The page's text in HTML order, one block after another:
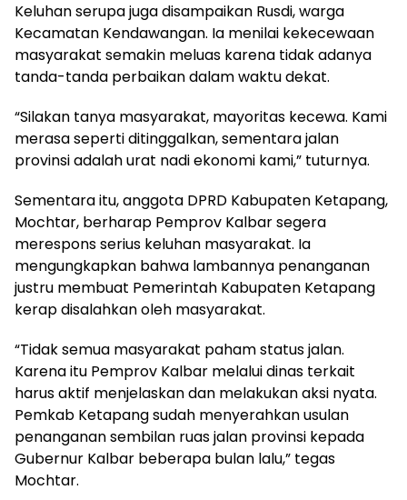
Keluhan serupa juga disampaikan Rusdi, warga
Kecamatan Kendawangan. Ia menilai kekecewaan
masyarakat semakin meluas karena tidak adanya
tanda-tanda perbaikan dalam waktu dekat.
“Silakan tanya masyarakat, mayoritas kecewa. Kami
merasa seperti ditinggalkan, sementara jalan
provinsi adalah urat nadi ekonomi kami,” tuturnya.
Sementara itu, anggota DPRD Kabupaten Ketapang,
Mochtar, berharap Pemprov Kalbar segera
merespons serius keluhan masyarakat. Ia
mengungkapkan bahwa lambannya penanganan
justru membuat Pemerintah Kabupaten Ketapang
kerap disalahkan oleh masyarakat.
“Tidak semua masyarakat paham status jalan.
Karena itu Pemprov Kalbar melalui dinas terkait
harus aktif menjelaskan dan melakukan aksi nyata.
Pemkab Ketapang sudah menyerahkan usulan
penanganan sembilan ruas jalan provinsi kepada
Gubernur Kalbar beberapa bulan lalu,” tegas
Mochtar.